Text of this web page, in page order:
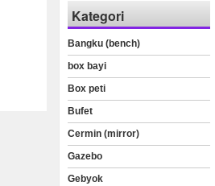
Kategori
Bangku (bench)
box bayi
Box peti
Bufet
Cermin (mirror)
Gazebo
Gebyok